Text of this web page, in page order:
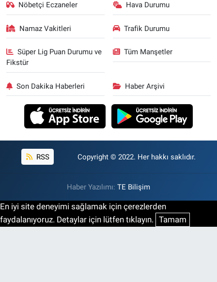
Nöbetçi Eczaneler Hava Durumu
Namaz Vakitleri Trafik Durumu
Süper Lig Puan Durumu ve
Fikstür
Tüm Manşetler
Son Dakika Haberleri Haber Arşivi
RSS Copyright © 2022. Her hakkı saklıdır.
Haber Yazılımı: TE Bilişim
En iyi site deneyimi sağlamak için çerezlerden
faydalanıyoruz. Detaylar için lütfen tıklayın. Tamam